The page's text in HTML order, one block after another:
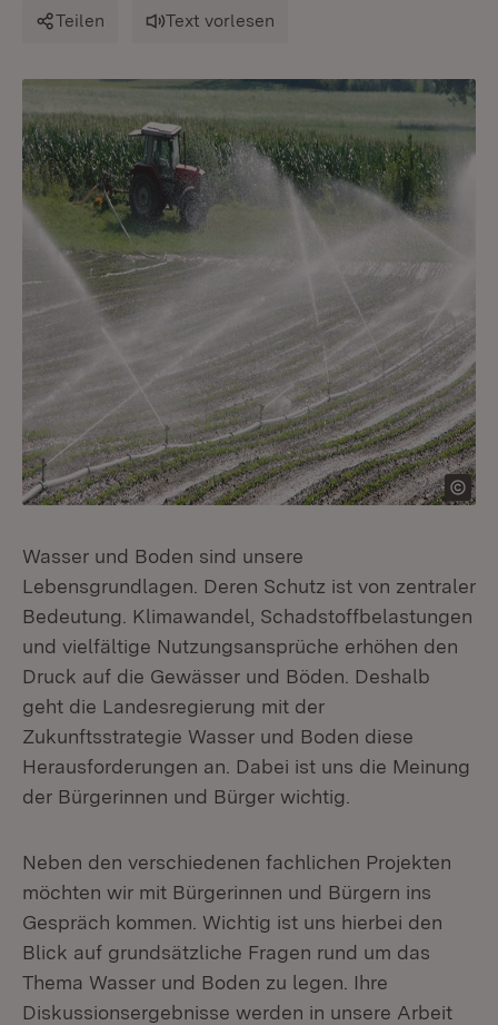
Teilen Text vorlesen
Wasser und Boden sind unsere
Lebensgrundlagen. Deren Schutz ist von zentraler
Bedeutung. Klimawandel, Schadstoffbelastungen
und vielfältige Nutzungsansprüche erhöhen den
Druck auf die Gewässer und Böden. Deshalb
geht die Landesregierung mit der
Zukunftsstrategie Wasser und Boden diese
Herausforderungen an. Dabei ist uns die Meinung
der Bürgerinnen und Bürger wichtig.
Neben den verschiedenen fachlichen Projekten
möchten wir mit Bürgerinnen und Bürgern ins
Gespräch kommen. Wichtig ist uns hierbei den
Blick auf grundsätzliche Fragen rund um das
Thema Wasser und Boden zu legen. Ihre
Diskussionsergebnisse werden in unsere Arbeit